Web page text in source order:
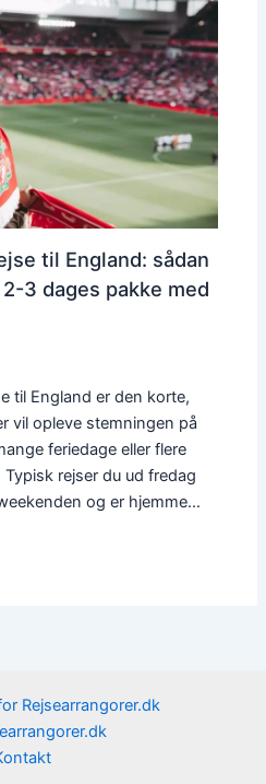
til England: sådan
3 dages pakke med
til England er den korte,
vil opleve stemningen på
feriedage eller flere
rejser du ud fredag
og er hjemme…
Rejsearrangorer.dk